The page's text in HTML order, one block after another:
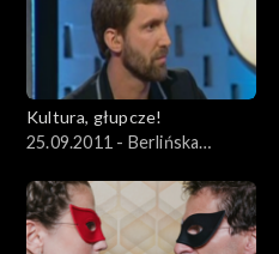
Kultura, głupcze!
25.09.2011 - Berlińska
polsko-niemieckie